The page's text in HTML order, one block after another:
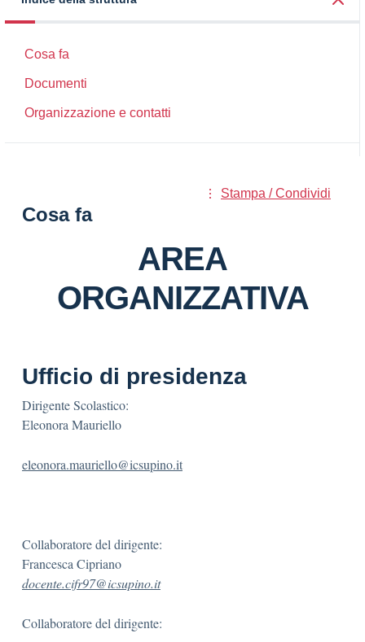
Cosa fa
Documenti
Organizzazione e contatti
Stampa / Condividi
Cosa fa
AREA
ORGANIZZATIVA
Ufficio di presidenza
Dirigente Scolastico:
Eleonora Mauriello
eleonora.mauriello@icsupino.it
Collaboratore del dirigente:
Francesca Cipriano
docente.cifr97@icsupino.it
Collaboratore del dirigente: